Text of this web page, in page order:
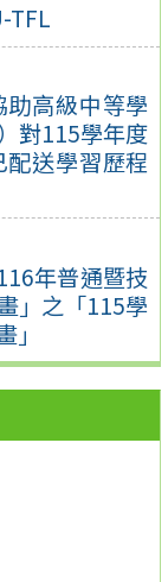
TFL
高級中等學
對115學年度
送學習歷程
年普通暨技
」之「115學